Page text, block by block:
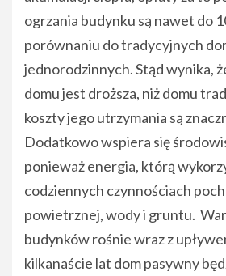
ogrzania budynku są nawet do
porównaniu do tradycyjnych
jednorodzinnych. Stąd wynika,
domu jest droższa, niż domu
koszty jego utrzymania są
Dodatkowo wspiera się
ponieważ energia, którą
codziennych czynnościach
powietrznej, wody i gruntu.
budynków rośnie wraz z
kilkanaście lat dom pasywny